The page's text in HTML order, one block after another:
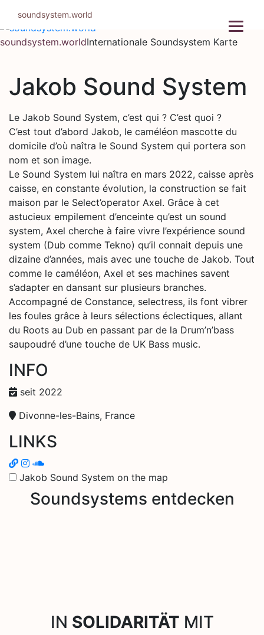
Inhalt
springen
soundsystem.worldInternationale Soundsystem Karte
Jakob Sound System
Le Jakob Sound System, c’est qui ? C’est quoi ?
C’est tout d’abord Jakob, le caméléon mascotte du
domicile d’où naîtra le Sound System qui portera son
nom et son image.
Le Sound System lui naîtra en mars 2022, caisse après
caisse, en constante évolution, la construction se fait
maison par le Select’operator Axel. Grâce à cet
astucieux empilement d’enceinte qu’est un sound
system, Axel cherche à faire vivre l’expérience sound
system (Dub comme Tekno) qu’il connait depuis une
dizaine d’années, mais avec une touche de Jakob. Tout
comme le caméléon, Axel et ses machines savent
s’adapter en dansant sur plusieurs branches.
Accompagné de Constance, selectress, ils font vibrer
les foules grâce à leurs sélections éclectiques, allant
du Roots au Dub en passant par de la Drum’n’bass
saupoudré d’une touche de UK Bass music.
INFO
seit 2022
Divonne-les-Bains, France
LINKS
Jakob Sound System on the map
Soundsystems entdecken
IN SOLIDARITÄT MIT
soundsystem.world